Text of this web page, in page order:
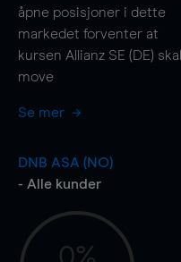
åpne posisjoner i dette
markedet forventer at
kursen Allianz SE (DE) skal
move
Se mer
DNB ASA (NO)
- Alle kunder